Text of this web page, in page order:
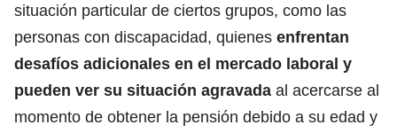
situación particular de ciertos grupos, como las
personas con discapacidad, quienes enfrentan
desafíos adicionales en el mercado laboral y
pueden ver su situación agravada al acercarse al
momento de obtener la pensión debido a su edad y